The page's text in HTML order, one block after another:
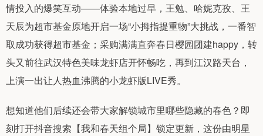
情投入的爆笑互动——体验本地过早，王勉、哈妮克孜、王
天辰为超市基金原地开启一场“小拇指提重物”大挑战，一番智
取成功获得超市基金；采购满满直奔春日樱园团建happy，转
头又前往武汉特色美味龙虾店开怀畅吃，再到江汉路天台，
上演一出让人热血沸腾的小龙虾版LIVE秀。
想知道他们后续还会带大家解锁城市里哪些隐藏的春色？即
刻打开抖音搜索【我和春天组个局】锁定更新，这份由明星